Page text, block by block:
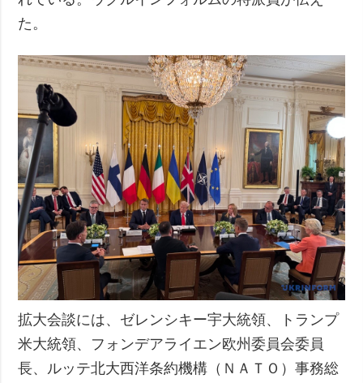
た。
拡大会談には、ゼレンシキー宇大統領、トランプ
米大統領、フォンデアライエン欧州委員会委員
長、ルッテ北大西洋条約機構（ＮＡＴＯ）事務総